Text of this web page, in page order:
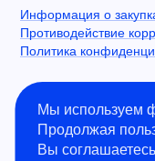
Информация о
Противодействие
Политика
2026 Университет
Мы используем
Продолжая
Вы